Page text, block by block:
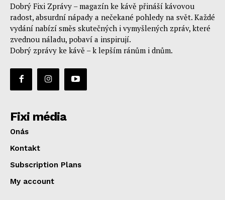
Dobrý Fixi Zprávy – magazín ke kávě přináší kávovou
radost, absurdní nápady a nečekané pohledy na svět. Každé
vydání nabízí směs skutečných i vymyšlených zpráv, které
zvednou náladu, pobaví a inspirují.
Dobrý zprávy ke kávě – k lepším ránům i dnům.
Fixi média
Onás
Kontakt
Subscription Plans
My account